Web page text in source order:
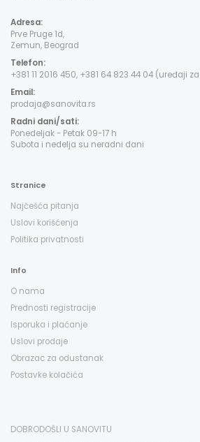
Adresa:
Prve Pruge 1d,
Zemun, Beograd
Telefon:
+381 11 2016 450, +381 64 823 44 04 (uređaji
Email:
prodaja@sanovita.rs
Radni dani/sati:
Ponedeljak - Petak 09-17 h
Subota i nedelja su neradni dani
Stranice
Najčešća pitanja
Uslovi korišćenja
Politika privatnosti
Info
O nama
Prednosti registracije
Isporuka i plaćanje
Uslovi prodaje
Obrazac za odustanak
Postavke kolačića
DOBRODOŠLI U SANOVITU